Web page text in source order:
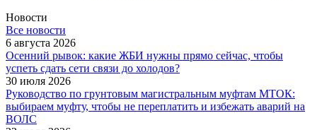
Новости
Все новости
6 августа 2026
Осенний рывок: какие ЖБИ нужны прямо сейчас, чтобы
успеть сдать сети связи до холодов?
30 июля 2026
Руководство по грунтовым магистральным муфтам МТОК:
выбираем муфту, чтобы не переплатить и избежать аварий на
ВОЛС